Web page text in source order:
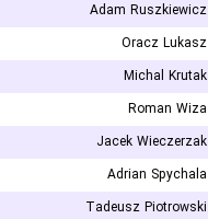
Adam Ruszkiewicz
Oracz Lukasz
Michal Krutak
Roman Wiza
Jacek Wieczerzak
Adrian Spychala
Tadeusz Piotrowski